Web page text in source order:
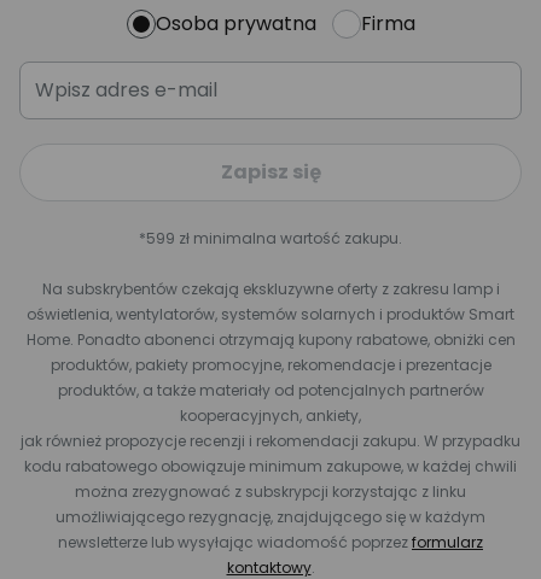
Osoba prywatna Firma
Zapisz się
*599 zł minimalna wartość zakupu.
Na subskrybentów czekają ekskluzywne oferty z zakresu lamp i
oświetlenia, wentylatorów, systemów solarnych i produktów Smart
Home. Ponadto abonenci otrzymają kupony rabatowe, obniżki cen
produktów, pakiety promocyjne, rekomendacje i prezentacje
produktów, a także materiały od potencjalnych partnerów
kooperacyjnych, ankiety,
jak również propozycje recenzji i rekomendacji zakupu. W przypadku
kodu rabatowego obowiązuje minimum zakupowe, w każdej chwili
można zrezygnować z subskrypcji korzystając z linku
umożliwiającego rezygnację, znajdującego się w każdym
newsletterze lub wysyłając wiadomość poprzezformularz
kontaktowy.